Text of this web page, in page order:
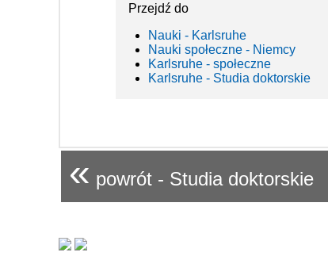
Przejdź do
Nauki - Karlsruhe
Nauki społeczne - Niemcy
Karlsruhe - społeczne
Karlsruhe - Studia doktorskie
« powrót - Studia doktorskie